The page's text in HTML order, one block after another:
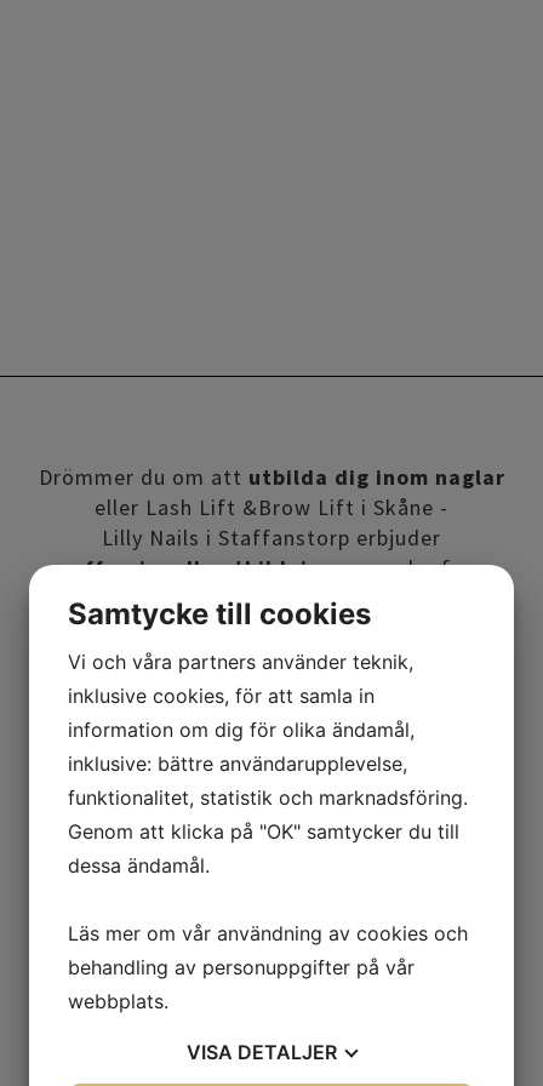
Drömmer du om att utbilda dig inom naglar
eller Lash Lift &Brow Lift i Skåne -
Lilly Nails i Staffanstorp erbjuder
proffessionella utbildningar, med erfarna
lärare.
Investera i din framtid medLilly Nails
Academy–
där din passion för skönhet blir din
profession!
Du behöveringa förkunskaper- vi lär dig allt
från grunden.
I alla grundutbildningar ingår generösa
Våra klasser är små, för att alla ska kunna få
personlig hjälp-
Vi finns som stöd för dig, både under och
Samtycke till cookies
Vi och våra partners använder teknik,
inklusive cookies, för att samla in
information om dig för olika ändamål,
inklusive: bättre användarupplevelse,
funktionalitet, statistik och marknadsföring.
Genom att klicka på "OK" samtycker du till
dessa ändamål.
Läs mer om vår användning av cookies och
behandling av personuppgifter på vår
webbplats.
VISA DETALJER